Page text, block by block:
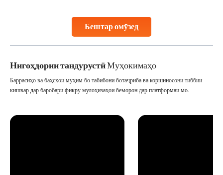
Бештар омӯзед
Studies, such as one published
Нигоҳдории тандурустӣМуҳокимаҳо
Баррасиҳо ва баҳсҳои муҳим бо табибони ботаҷриба ва коршиносони тиббии
кишвар дар баробари фикру мулоҳизаҳои беморон дар платформаи мо.